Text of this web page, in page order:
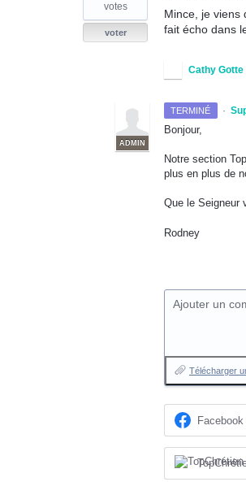
Mince, je viens
fait écho dans
votes
voter
Cathy Gotte
TERMINÉ ·
ADMIN
Bonjour,
Notre section
plus en plus de
Que le Seigneur
Rodney
Ajouter un
Télécharger
Facebook